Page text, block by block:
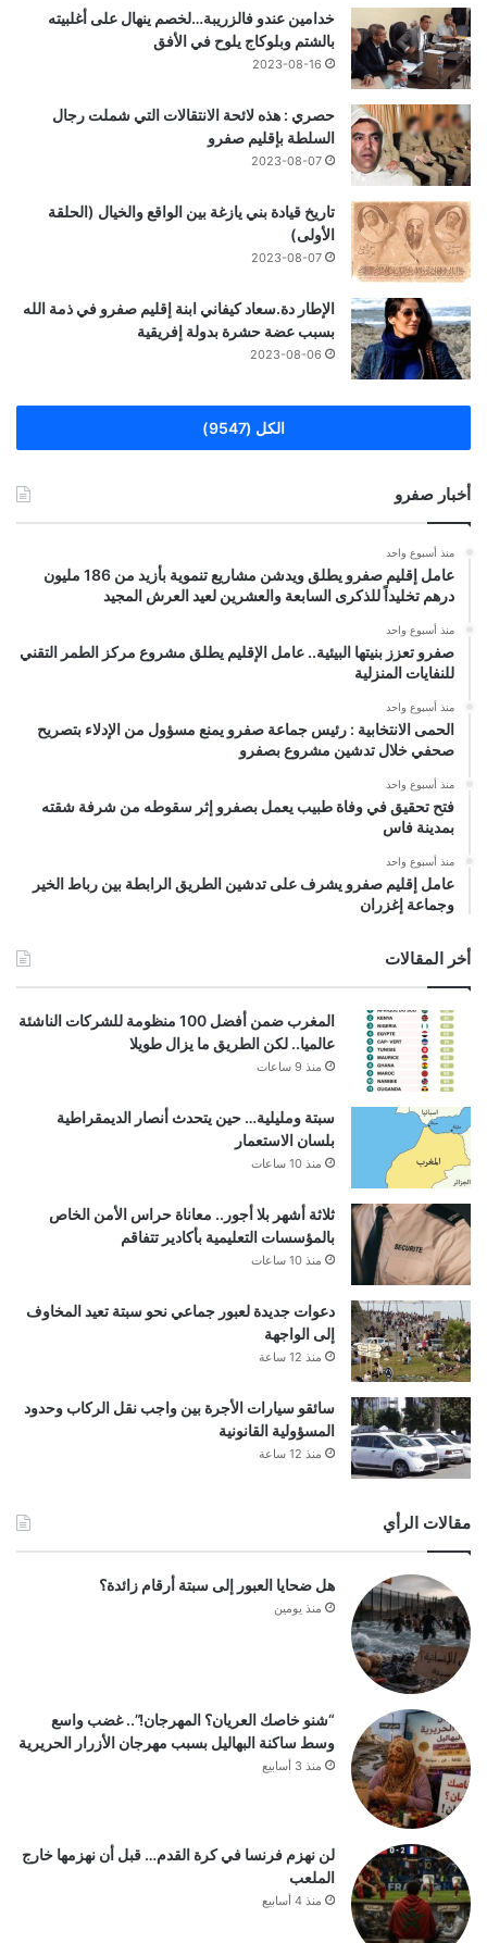
خدامين عندو فالزريبة…لخصم ينهال على أغلبيته
بالشتم وبلوكاج يلوح في الأفق
2023-08-16
حصري : هذه لائحة الانتقالات التي شملت رجال
السلطة بإقليم صفرو
2023-08-07
تاريخ قيادة بني يازغة بين الواقع والخيال (الحلقة
الأولى)
2023-08-07
الإطار دة.سعاد كيفاني ابنة إقليم صفرو في ذمة الله
بسبب عضة حشرة بدولة إفريقية
2023-08-06
الكل (9547)
أخبار صفرو
منذ أسبوع واحد
عامل إقليم صفرو يطلق ويدشن مشاريع تنموية بأزيد من 186 مليون
درهم تخليداً للذكرى السابعة والعشرين لعيد العرش المجيد
منذ أسبوع واحد
صفرو تعزز بنيتها البيئية.. عامل الإقليم يطلق مشروع مركز الطمر التقني
للنفايات المنزلية
منذ أسبوع واحد
الحمى الانتخابية : رئيس جماعة صفرو يمنع مسؤول من الإدلاء بتصريح
صحفي خلال تدشين مشروع بصفرو
منذ أسبوع واحد
فتح تحقيق في وفاة طبيب يعمل بصفرو إثر سقوطه من شرفة شقته
بمدينة فاس
منذ أسبوع واحد
عامل إقليم صفرو يشرف على تدشين الطريق الرابطة بين رباط الخير
وجماعة إغزران
أخر المقالات
المغرب ضمن أفضل 100 منظومة للشركات الناشئة
عالميا.. لكن الطريق ما يزال طويلا
منذ 9 ساعات
سبتة ومليلية… حين يتحدث أنصار الديمقراطية
بلسان الاستعمار
منذ 10 ساعات
ثلاثة أشهر بلا أجور.. معاناة حراس الأمن الخاص
بالمؤسسات التعليمية بأكادير تتفاقم
منذ 10 ساعات
دعوات جديدة لعبور جماعي نحو سبتة تعيد المخاوف
إلى الواجهة
منذ 12 ساعة
سائقو سيارات الأجرة بين واجب نقل الركاب وحدود
المسؤولية القانونية
منذ 12 ساعة
مقالات الرأي
هل ضحايا العبور إلى سبتة أرقام زائدة؟
منذ يومين
“شنو خاصك العريان؟ المهرجان!”.. غضب واسع
وسط ساكنة البهاليل بسبب مهرجان الأزرار الحريرية
منذ 3 أسابيع
لن نهزم فرنسا في كرة القدم… قبل أن نهزمها خارج
الملعب
منذ 4 أسابيع